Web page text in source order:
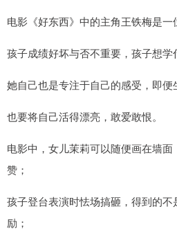
电影《好东西》中的主角王铁梅是一
孩子成绩好坏与否不重要，孩子想学
她自己也是专注于自己的感受，即便
也要将自己活得漂亮，敢爱敢恨。
电影中，女儿茉莉可以随便画在墙
赞；
孩子登台表演时怯场搞砸，得到的
励；